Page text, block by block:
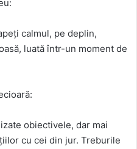
calmul, pe deplin,
luată într-un moment de
obiectivele, dar mai
cu cei din jur. Treburile